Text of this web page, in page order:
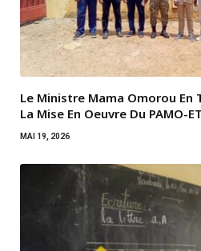
Le Ministre Mama Omorou En
La Mise En Oeuvre Du PAMO-
MAI 19, 2026